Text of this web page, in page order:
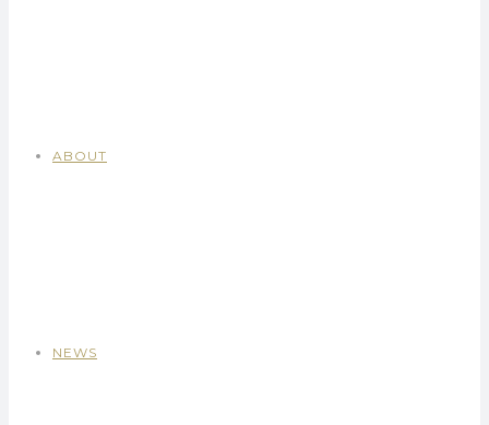
ABOUT
NEWS